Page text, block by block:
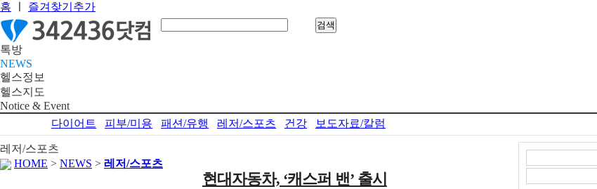
홈 즐겨찾기추가
톡방
NEWS
헬스정보
헬스지도
Notice & Event
다이어트 피부/미용 패션/유행 레저/스포츠 건강 보도자료/칼럼
레저/스포츠
HOME > NEWS > 레저/스포츠
현대자동차, ‘캐스퍼 밴’ 출시